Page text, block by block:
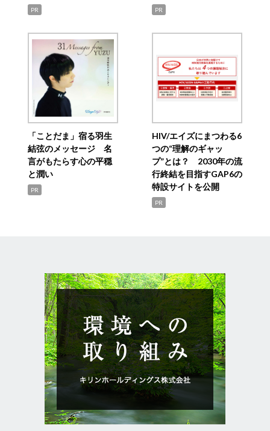
PR PR
「ことだま」宿る羽生
結弦のメッセージ 名
言がもたらす心の平穏
と潤い
PR
HIV/エイズにまつわる6
つの“理解のギャッ
プ”とは？ 2030年の流
行終結を目指すGAP6の
特設サイトを公開
PR